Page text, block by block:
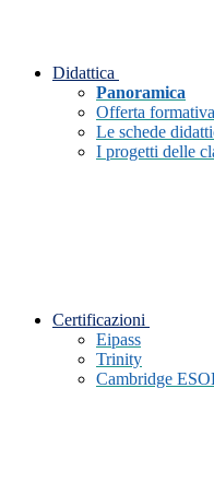
Didattica
Panoramica
Offerta formativa
Le schede
I progetti delle
Certificazioni
Eipass
Trinity
Cambridge